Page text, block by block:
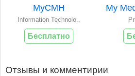
MyCMH
Information Technolo..
Бесплатно
My
Отзывы и комментирии